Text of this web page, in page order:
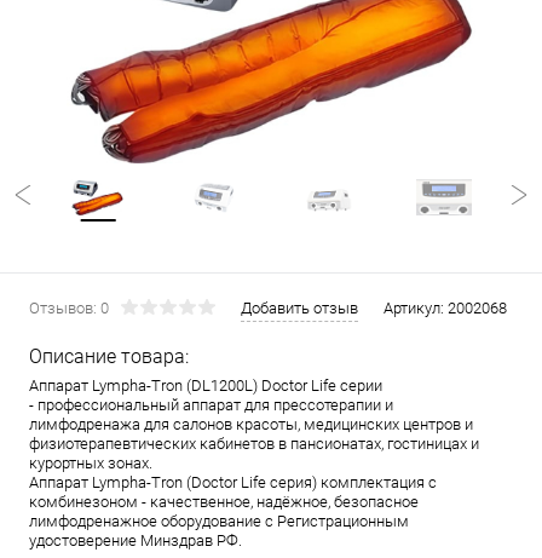
Отзывов: 0 Добавить отзыв Артикул: 2002068
Описание товара:
Аппарат Lympha-Tron (DL1200L) Doctor Life серии
- профессиональный аппарат для прессотерапии и
лимфодренажа для салонов красоты, медицинских центров и
физиотерапевтических кабинетов в пансионатах, гостиницах и
курортных зонах.
Аппарат Lympha-Tron (Doctor Life серия) комплектация с
комбинезоном - качественное, надёжное, безопасное
лимфодренажное оборудование с Регистрационным
удостоверение Минздрав РФ.